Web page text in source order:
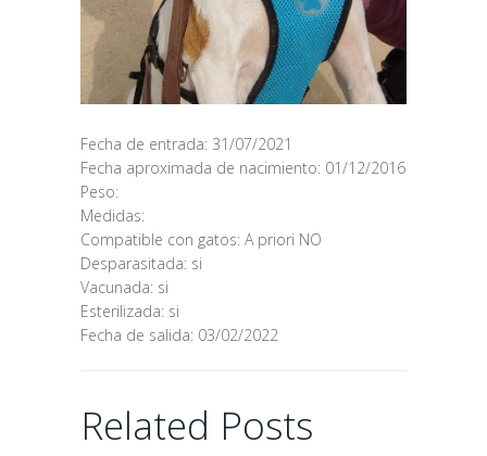
Fecha de entrada: 31/07/2021
Fecha aproximada de nacimiento: 01/12/2016
Peso:
Medidas:
Compatible con gatos: A priori NO
Desparasitada: si
Vacunada: si
Esterilizada: si
Fecha de salida: 03/02/2022
Related Posts
CANDY
16/06/2026
02/06/2026